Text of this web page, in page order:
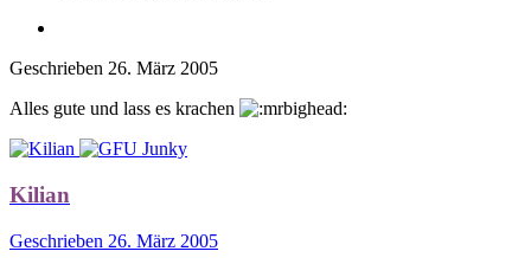
Geschrieben 26. März 2005
Alles gute und lass es krachen
Kilian
Geschrieben 26. März 2005